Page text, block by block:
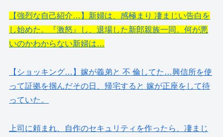
【強烈な自己紹介…】新婦は、感極まり 凄まじい告白を
し始めた。『激怒』し、退場した新郎親族一同。何が悪
いのかわからない新婦は…
【ショッキング…】嫁が義弟と 不 倫してた…興信所を使
って証拠を掴んだその日、帰宅すると 嫁が正座をして待
っていた。
上司に頼まれ、自作のセキュリティを作ったら、凄まじ